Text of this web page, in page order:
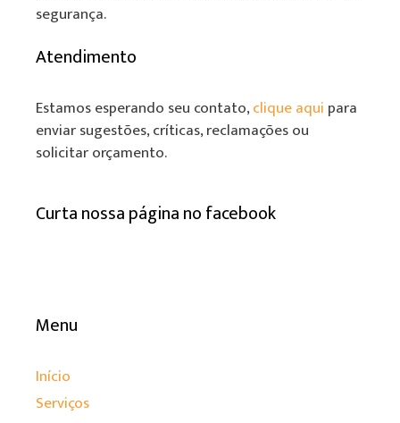
segurança.
Atendimento
Estamos esperando seu contato,clique aqui para
enviar sugestões, críticas, reclamações ou
solicitar orçamento.
Curta nossa página no facebook
Menu
Início
Serviços